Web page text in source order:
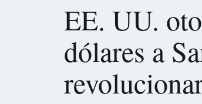
EE. UU.
dólares a